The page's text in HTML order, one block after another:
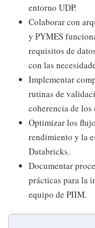
entorno UDP.
Colaborar con
y PYMES
requisitos de
con las
Implementar
rutinas de
coherencia de los
Optimizar los
rendimiento y la
Databricks.
Documentar
prácticas para la
equipo de PIIM.